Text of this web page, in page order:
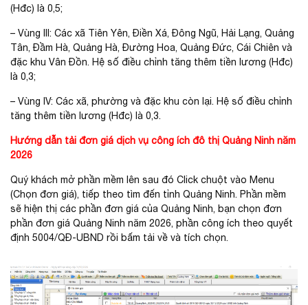
(Hđc) là 0,5;
– Vùng III: Các xã Tiên Yên, Điền Xá, Đông Ngũ, Hải Lạng, Quảng
Tân, Đầm Hà, Quảng Hà, Đường Hoa, Quảng Đức, Cái Chiên và
đặc khu Vân Đồn. Hệ số điều chỉnh tăng thêm tiền lương (Hđc)
là 0,3;
– Vùng IV: Các xã, phường và đặc khu còn lại. Hệ số điều chỉnh
tăng thêm tiền lương (Hđc) là 0,3.
Hướng dẫn tải đơn giá dịch vụ công ích đô thị Quảng Ninh năm
2026
Quý khách mở phần mềm lên sau đó Click chuột vào Menu
(Chọn đơn giá), tiếp theo tìm đến tỉnh Quảng Ninh. Phần mềm
sẽ hiện thị các phần đơn giá của Quảng Ninh, bạn chọn đơn
phần đơn giá Quảng Ninh năm 2026, phần công ích theo quyết
định 5004/QĐ-UBND rồi bấm tải về và tích chọn.